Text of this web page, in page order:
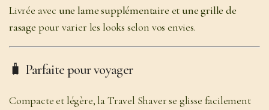
Livrée avec une lame supplémentaire et une grille de
rasage pour varier les looks selon vos envies.
🧳 Parfaite pour voyager
Compacte et légère, la Travel Shaver se glisse facilement